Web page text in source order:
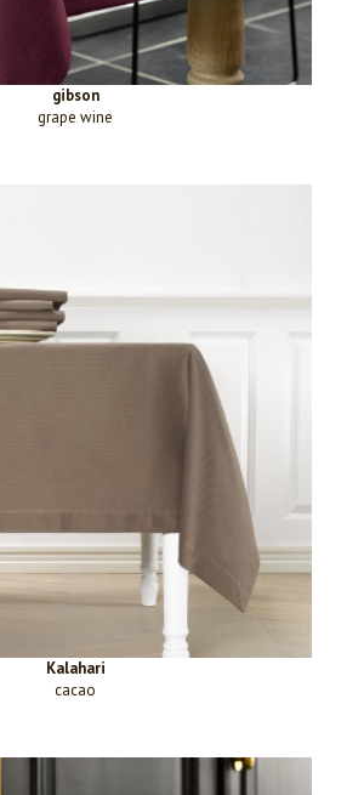
gibson
grape wine
Kalahari
cacao